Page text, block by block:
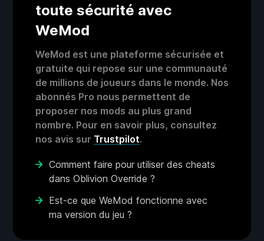
toute sécurité avec
WeMod
WeMod est une plateforme sécurisée et
gratuite qui repose sur une communauté
de millions de joueurs dans le monde. Nos
abonnés Pro nous permettent de
proposer nos mods au plus grand
nombre. Pour en savoir plus, consultez
nos avis sur Trustpilot.
Comment faire pour utiliser des cheats
dans Oblivion Override ?
Est-ce que WeMod fonctionne avec
ma version du jeu ?